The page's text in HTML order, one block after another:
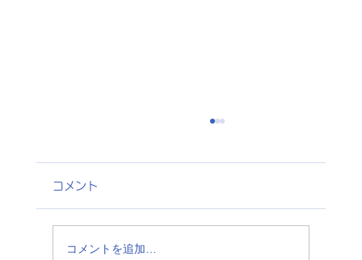
コメント
コメントを追加…